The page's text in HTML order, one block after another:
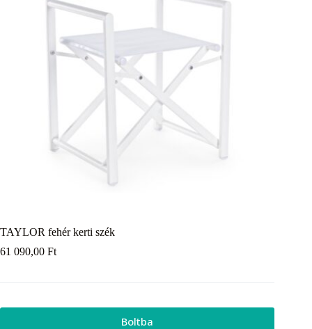
TAYLOR fehér kerti szék
61 090,00 Ft
Boltba